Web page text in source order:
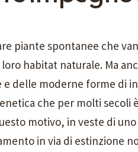
piante spontanee che
habitat naturale. Ma
delle moderne forme di
che per molti
motivo, in veste di
in via di estinzione